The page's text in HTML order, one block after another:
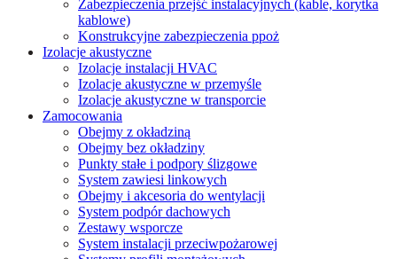
Zabezpieczenia przejść instalacyjnych (kable, korytka
kablowe)
Konstrukcyjne zabezpieczenia ppoż
Izolacje akustyczne
Izolacje instalacji HVAC
Izolacje akustyczne w przemyśle
Izolacje akustyczne w transporcie
Zamocowania
Obejmy z okładziną
Obejmy bez okładziny
Punkty stałe i podpory ślizgowe
System zawiesi linkowych
Obejmy i akcesoria do wentylacji
System podpór dachowych
Zestawy wsporcze
System instalacji przeciwpożarowej